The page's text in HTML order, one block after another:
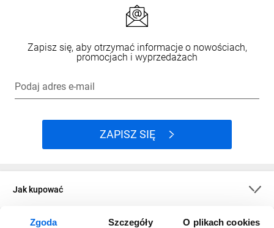
Zgoda Szczegóły O plikach cookies
Zapisz się, aby otrzymać informacje o nowościach,
promocjach i wyprzedażach
Podaj adres e-mail
ZAPISZ SIĘ
Jak kupować